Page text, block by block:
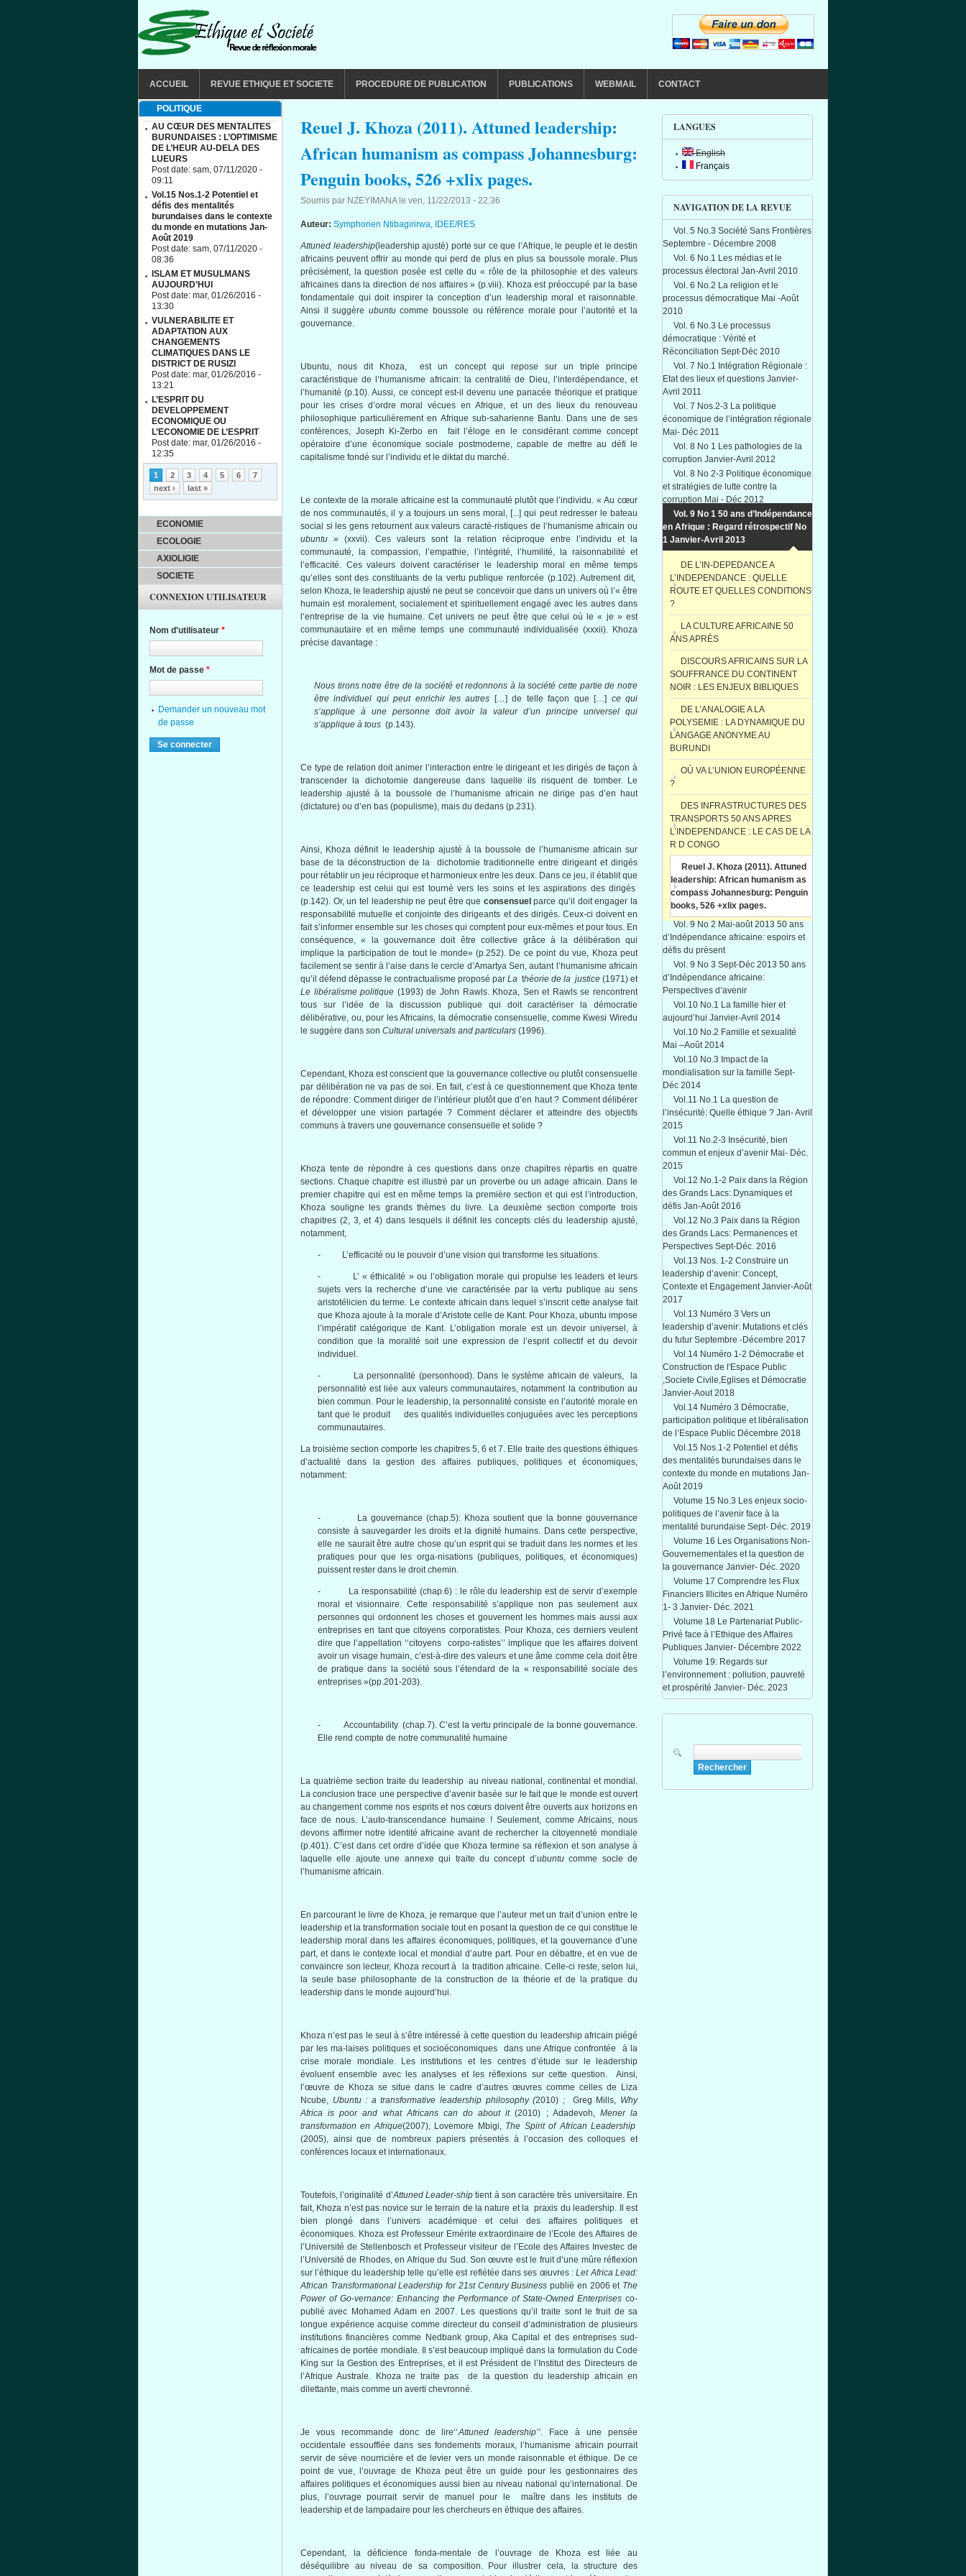
ACCUEIL REVUE ETHIQUE ET SOCIETE PROCEDURE DE PUBLICATION PUBLICATIONS WEBMAIL CONTACT
Reuel J. Khoza (2011). Attuned leadership:
African humanism as compass Johannesburg:
Penguin books, 526 +xlix pages.
Soumis par NZEYIMANAle ven, 11/22/2013 - 22:36
Auteur: Symphorien Ntibagirirwa, IDEE/RES
Attuned leadership(leadership ajusté) porte sur ce que l’Afrique, le peuple et le destin
africains peuvent offrir au monde qui perd de plus en plus sa boussole morale. Plus
précisément, la question posée est celle du « rôle de la philosophie et des valeurs
africaines dans la direction de nos affaires » (p.viii). Khoza est préoccupé par la base
fondamentale qui doit inspirer la conception d’un leadership moral et raisonnable.
Ainsi il suggère ubuntucomme boussole ou référence morale pour l’autorité et la
gouvernance.
Ubuntu, nous dit Khoza, est un concept qui repose sur un triple principe
caractéristique de l’humanisme africain: la centralité de Dieu, l’interdépendance, et
l’humanité (p.10). Aussi, ce concept est-il devenu une panacée théorique et pratique
pour les crises d’ordre moral vécues en Afrique, et un des lieux du renouveau
philosophique particulièrement en Afrique sub-saharienne Bantu. Dans une de ses
conférences, Joseph Ki-Zerbo en fait l’éloge en le considérant comme concept
opératoire d’une économique sociale postmoderne, capable de mettre au défi le
capitalisme fondé sur l’individu et le diktat du marché.
Le contexte de la morale africaine est la communauté plutôt que l’individu. « Au cœur
de nos communautés, il y a toujours un sens moral, [...] qui peut redresser le bateau
social si les gens retournent aux valeurs caracté-ristiques de l’humanisme africain ou
ubuntu » (xxvii). Ces valeurs sont la relation réciproque entre l’individu et la
communauté, la compassion, l’empathie, l’intégrité, l’humilité, la raisonnabilité et
l’efficacité. Ces valeurs doivent caractériser le leadership moral en même temps
qu’elles sont des constituants de la vertu publique renforcée (p.102). Autrement dit,
selon Khoza, le leadership ajusté ne peut se concevoir que dans un univers où l’« être
humain est moralement, socialement et spirituellement engagé avec les autres dans
l’entreprise de la vie humaine. Cet univers ne peut être que celui où le « je » est
communautaire et en même temps une communauté individualisée (xxxii). Khoza
précise davantage :
Nous tirons notre être de la société et redonnons à la société cette partie de notre
être individuel qui peut enrichir les autres
[…] de telle façon que […] ce qui
s’applique à une personne doit avoir la valeur d’un principe universel qui
s’applique à tous(p.143).
Ce type de relation doit animer l’interaction entre le dirigeant et les dirigés de façon à
transcender la dichotomie dangereuse dans laquelle ils risquent de tomber. Le
leadership ajusté à la boussole de l’humanisme africain ne dirige pas d’en haut
(dictature) ou d’en bas (populisme), mais du dedans (p.231).
Ainsi, Khoza définit le leadership ajusté à la boussole de l’humanisme africain sur
base de la déconstruction de la dichotomie traditionnelle entre dirigeant et dirigés
pour rétablir un jeu réciproque et harmonieux entre les deux. Dans ce jeu, il établit que
ce leadership est celui qui est tourné vers les soins et les aspirations des dirigés
(p.142). Or, un tel leadership ne peut être que consensuelparce qu’il doit engager la
responsabilité mutuelle et conjointe des dirigeants et des dirigés. Ceux-ci doivent en
fait s’informer ensemble sur les choses qui comptent pour eux-mêmes et pour tous. En
conséquence, « la gouvernance doit être collective grâce à la délibération qui
implique la participation de tout le monde» (p.252). De ce point du vue, Khoza peut
facilement se sentir à l’aise dans le cercle d’Amartya Sen, autant l’humanisme africain
qu’il défend dépasse le contractualisme proposé par La théorie de la justice (1971) et
Le libéralisme politique (1993) de John Rawls. Khoza, Sen et Rawls se rencontrent
tous sur l’idée de la discussion publique qui doit caractériser la démocratie
délibérative, ou, pour les Africains, la démocratie consensuelle, comme Kwesi Wiredu
le suggère dans son Cultural universals and particulars (1996).
Cependant, Khoza est conscient que la gouvernance collective ou plutôt consensuelle
par délibération ne va pas de soi. En fait, c’est à ce questionnement que Khoza tente
de répondre: Comment diriger de l’intérieur plutôt que d’en haut ? Comment délibérer
et développer une vision partagée ? Comment déclarer et atteindre des objectifs
communs à travers une gouvernance consensuelle et solide ?
Khoza tente de répondre à ces questions dans onze chapitres répartis en quatre
sections. Chaque chapitre est illustré par un proverbe ou un adage africain. Dans le
premier chapitre qui est en même temps la première section et qui est l’introduction,
Khoza souligne les grands thèmes du livre. La deuxième section comporte trois
chapitres (2, 3, et 4) dans lesquels il définit les concepts clés du leadership ajusté,
notamment,
- L’efficacité ou le pouvoir d’une vision qui transforme les situations.
- L’ « éthicalité » ou l’obligation morale qui propulse les leaders et leurs
sujets vers la recherche d’une vie caractérisée par la vertu publique au sens
aristotélicien du terme. Le contexte africain dans lequel s’inscrit cette analyse fait
que Khoza ajoute à la morale d’Aristote celle de Kant. Pour Khoza, ubuntu impose
l’impératif catégorique de Kant. L’obligation morale est un devoir universel, à
condition que la moralité soit une expression de l’esprit collectif et du devoir
individuel.
- La personnalité (personhood). Dans le système africain de valeurs, la
personnalité est liée aux valeurs communautaires, notamment la contribution au
bien commun. Pour le leadership, la personnalité consiste en l’autorité morale en
tant que le produit des qualités individuelles conjuguées avec les perceptions
communautaires.
La troisième section comporte les chapitres 5, 6 et 7. Elle traite des questions éthiques
d’actualité dans la gestion des affaires publiques, politiques et économiques,
notamment:
- La gouvernance (chap.5): Khoza soutient que la bonne gouvernance
consiste à sauvegarder les droits et la dignité humains. Dans cette perspective,
elle ne saurait être autre chose qu’un esprit qui se traduit dans les normes et les
pratiques pour que les orga-nisations (publiques, politiques, et économiques)
puissent rester dans le droit chemin.
- La responsabilité (chap.6) : le rôle du leadership est de servir d’exemple
moral et visionnaire. Cette responsabilité s’applique non pas seulement aux
personnes qui ordonnent les choses et gouvernent les hommes mais aussi aux
entreprises en tant que citoyens corporatistes. Pour Khoza, ces derniers veulent
dire que l’appellation ‘‘citoyens corpo-ratistes’’ implique que les affaires doivent
avoir un visage humain, c’est-à-dire des valeurs et une âme comme cela doit être
de pratique dans la société sous l’étendard de la « responsabilité sociale des
entreprises »(pp.201-203).
- Accountability (chap.7). C’est la vertu principale de la bonne gouvernance.
Elle rend compte de notre communalité humaine
La quatrième section traite du leadership au niveau national, continental et mondial.
La conclusion trace une perspective d’avenir basée sur le fait que le monde est ouvert
au changement comme nos esprits et nos cœurs doivent être ouverts aux horizons en
face de nous. L’auto-transcendance humaine ! Seulement, comme Africains, nous
devons affirmer notre identité africaine avant de rechercher la citoyenneté mondiale
(p.401). C’est dans cet ordre d’idée que Khoza termine sa réflexion et son analyse à
laquelle elle ajoute une annexe qui traite du concept d’ubuntucomme socle de
l’humanisme africain.
En parcourant le livre de Khoza, je remarque que l’auteur met un trait d’union entre le
leadership et la transformation sociale tout en posant la question de ce qui constitue le
leadership moral dans les affaires économiques, politiques, et la gouvernance d’une
part, et dans le contexte local et mondial d’autre part. Pour en débattre, et en vue de
convaincre son lecteur, Khoza recourt à la tradition africaine. Celle-ci reste, selon lui,
la seule base philosophante de la construction de la théorie et de la pratique du
leadership dans le monde aujourd’hui.
Khoza n’est pas le seul à s’être intéressé à cette question du leadership africain piégé
par les ma-laises politiques et socioéconomiques dans une Afrique confrontée à la
crise morale mondiale. Les institutions et les centres d’étude sur le leadership
évoluent ensemble avec les analyses et les réflexions sur cette question. Ainsi,
l’œuvre de Khoza se situe dans le cadre d’autres œuvres comme celles de Liza
Ncube, Ubuntu : a transformative leadership philosophy (2010) ; Greg Mills, Why
Africa is poor and what Africans can do about it(2010) ; Adadevoh, Mener la
transformation en Afrique(2007), Lovemore Mbigi, The Spirit of African Leadership
(2005), ainsi que de nombreux papiers présentés à l’occasion des colloques et
conférences locaux et internationaux.
Toutefois, l’originalité d’Attuned Leader-shiptient à son caractère très universitaire. En
fait, Khoza n’est pas novice sur le terrain de la nature et la praxis du leadership. Il est
bien plongé dans l’univers académique et celui des affaires politiques et
économiques. Khoza est Professeur Emérite extraordinaire de l’Ecole des Affaires de
l’Université de Stellenbosch et Professeur visiteur de l’Ecole des Affaires Investec de
l’Université de Rhodes, en Afrique du Sud. Son œuvre est le fruit d’une mûre réflexion
sur l’éthique du leadership telle qu’elle est reflétée dans ses œuvres :Let Africa Lead:
African Transformational Leadership for 21st Century Business publié en 2006 et The
Power of Go-vernance: Enhancing the Performance of State-Owned Enterprises co-
publié avec Mohamed Adam en 2007. Les questions qu’il traite sont le fruit de sa
longue expérience acquise comme directeur du conseil d’administration de plusieurs
institutions financières comme Nedbank group, Aka Capital et des entreprises sud-
africaines de portée mondiale. Il s’est beaucoup impliqué dans la formulation du Code
King sur la Gestion des Entreprises, et il est Président de l’Institut des Directeurs de
l’Afrique Australe. Khoza ne traite pas de la question du leadership africain en
dilettante, mais comme un averti chevronné.
Je vous recommande donc de lire‘‘Attuned leadership’’. Face à une pensée
occidentale essoufflée dans ses fondements moraux, l’humanisme africain pourrait
servir de sève nourricière et de levier vers un monde raisonnable et éthique. De ce
point de vue, l’ouvrage de Khoza peut être un guide pour les gestionnaires des
affaires politiques et économiques aussi bien au niveau national qu’international. De
plus, l’ouvrage pourrait servir de manuel pour le maître dans les instituts de
leadership et de lampadaire pour les chercheurs en éthique des affaires.
Cependant, la déficience fonda-mentale de l’ouvrage de Khoza est liée au
déséquilibre au niveau de sa composition. Pour illustrer cela, la structure des
LANGUES
English
Français
NAVIGATION DE LA REVUE
Vol. 5 No.3 Société Sans Frontières
Septembre - Décembre 2008
Vol. 6 No.1 Les médias et le
processus électoral Jan-Avril 2010
Vol. 6 No.2 La religion et le
processus démocratique Mai -Août
2010
Vol. 6 No.3 Le processus
démocratique : Vérité et
Réconciliation Sept-Déc 2010
Vol. 7 No.1 Intégration Régionale :
Etat des lieux et questions Janvier-
Avril 2011
Vol. 7 Nos.2-3 La politique
économique de l’intégration régionale
Mai- Déc 2011
Vol. 8 No 1 Les pathologies de la
corruption Janvier-Avril 2012
Vol. 8 No 2-3 Politique économique
et stratégies de lutte contre la
corruption Mai - Déc 2012
Vol. 9 No 1 50 ans d’Indépendance
en Afrique : Regard rétrospectif No
1 Janvier-Avril 2013
DE L’IN-DEPEDANCE A
L’INDEPENDANCE : QUELLE
ROUTE ET QUELLES CONDITIONS
?
LA CULTURE AFRICAINE 50
ANS APRÈS
DISCOURS AFRICAINS SUR LA
SOUFFRANCE DU CONTINENT
NOIR : LES ENJEUX BIBLIQUES
DE L’ANALOGIE A LA
POLYSEMIE : LA DYNAMIQUE DU
LANGAGE ANONYME AU
BURUNDI
OÙ VA L’UNION EUROPÉENNE
?
DES INFRASTRUCTURES DES
TRANSPORTS 50 ANS APRES
L’INDEPENDANCE : LE CAS DE LA
R D CONGO
Reuel J. Khoza (2011). Attuned
leadership: African humanism as
compass Johannesburg: Penguin
books, 526 +xlix pages.
Vol. 9 No 2 Mai-août 2013 50 ans
d’Indépendance africaine: espoirs et
défis du présent
Vol. 9 No 3 Sept-Déc 2013 50 ans
d’Indépendance africaine:
Perspectives d’avenir
Vol.10 No.1 La famille hier et
aujourd’hui Janvier-Avril 2014
Vol.10 No.2 Famille et sexualité
Mai –Août 2014
Vol.10 No.3 Impact de la
mondialisation sur la famille Sept-
Déc 2014
Vol.11 No.1 La question de
l’insécurité: Quelle éthique ? Jan- Avril
2015
Vol.11 No.2-3 Insécurité, bien
commun et enjeux d’avenir Mai- Déc.
2015
Vol.12 No.1-2 Paix dans la Région
des Grands Lacs: Dynamiques et
défis Jan-Août 2016
Vol.12 No.3 Paix dans la Région
des Grands Lacs: Permanences et
Perspectives Sept-Déc. 2016
Vol.13 Nos. 1-2 Construire un
leadership d’avenir: Concept,
Contexte et Engagement Janvier-Août
2017
Vol.13 Numéro 3 Vers un
leadership d’avenir: Mutations et clés
du futur Septembre -Décembre 2017
Vol.14 Numéro 1-2 Démocratie et
Construction de l'Espace Public
,Societe Civile,Eglises et Démocratie
Janvier-Aout 2018
Vol.14 Numéro 3 Démocratie,
participation politique et libéralisation
de l’Espace Public Décembre 2018
Vol.15 Nos.1-2 Potentiel et défis
des mentalités burundaises dans le
contexte du monde en mutations Jan-
Août 2019
Volume 15 No.3 Les enjeux socio-
politiques de l’avenir face à la
mentalité burundaise Sept- Déc. 2019
Volume 16 Les Organisations Non-
Gouvernementales et la question de
la gouvernance Janvier- Déc. 2020
Volume 17 Comprendre les Flux
Financiers Illicites en Afrique Numéro
1- 3 Janvier- Déc. 2021
Volume 18 Le Partenariat Public-
Privé face à l’Ethique des Affaires
Publiques Janvier- Décembre 2022
Volume 19: Regards sur
l’environnement : pollution, pauvreté
et prospérité Janvier- Déc. 2023
POLITIQUE
AU CŒUR DES MENTALITES
BURUNDAISES : L’OPTIMISME
DE L’HEUR AU-DELA DES
LUEURS
Post date: sam, 07/11/2020 -
09:11
Vol.15 Nos.1-2 Potentiel et
défis des mentalités
burundaises dans le contexte
du monde en mutations Jan-
Août 2019
Post date: sam, 07/11/2020 -
08:36
ISLAM ET MUSULMANS
AUJOURD’HUI
Post date: mar, 01/26/2016 -
13:30
VULNERABILITE ET
ADAPTATION AUX
CHANGEMENTS
CLIMATIQUES DANS LE
DISTRICT DE RUSIZI
Post date: mar, 01/26/2016 -
13:21
L’ESPRIT DU
DEVELOPPEMENT
ECONOMIQUE OU
L’ECONOMIE DE L’ESPRIT
Post date: mar, 01/26/2016 -
12:35
Pages
1 2 3 4 5 6
7
next ›
last »
ECONOMIE
ECOLOGIE
AXIOLIGIE
SOCIETE
CONNEXION UTILISATEUR
Nom d'utilisateur *
Mot de passe *
Demander un nouveau mot
de passe